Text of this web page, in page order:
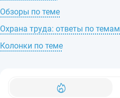
Обзоры по теме
Охрана труда: ответы по темам
Колонки по теме